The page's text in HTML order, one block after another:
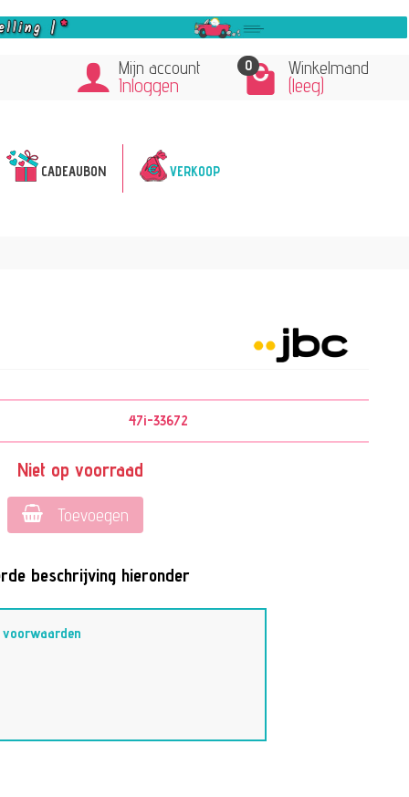
Mijn account
Inloggen
0 Winkelmand
(leeg)
CADEAUBON VERKOOP
47i-33672
Niet op voorraad
Toevoegen
beschrijving hieronder
voorwaarden